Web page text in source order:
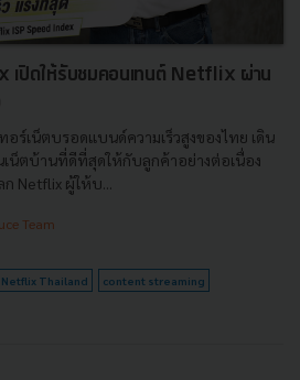
ปิดให้รับชมคอนเทนต์ Netflix ผ่าน
อร์เน็ตบรอดแบนด์ความเร็วสูงของไทย เดิน
น็ตบ้านที่ดีที่สุดให้กับลูกค้าอย่างต่อเนื่อง
Netflix ผู้ให้บ...
Team
Netflix Thailand content streaming